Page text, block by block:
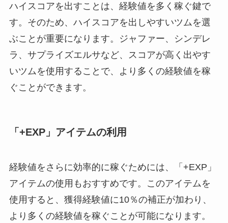
ハイスコアを出すことは、経験値を多く稼ぐ鍵で
す。そのため、ハイスコアを出しやすいツムを選
ぶことが重要になります。ジャファー、シンデレ
ラ、サプライズエルサなど、スコアが高く出やす
いツムを使用することで、より多くの経験値を稼
ぐことができます。
「+EXP」アイテムの利用
経験値をさらに効率的に稼ぐためには、「+EXP」
アイテムの使用もおすすめです。このアイテムを
使用すると、獲得経験値に10％の補正が加わり、
より多くの経験値を稼ぐことが可能になります。